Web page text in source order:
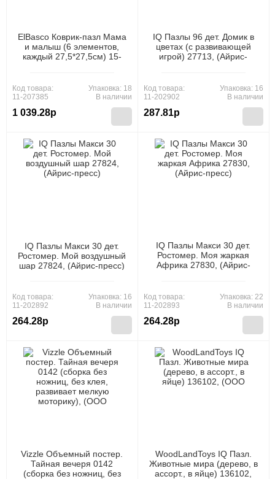
ElBasco Коврик-пазл Мама
и малыш (6 элементов,
каждый 27,5*27,5см) 15-
Код товара:
11-207385
1 039.28р
Упаковка: 18
В наличии
IQ Пазлы 96 дет. Домик в
цветах (с развивающей
игрой) 27713, (Айрис-
Код товара:
11-202902
287.81р
Упаковка: 16
В наличии
IQ Пазлы Макси 30 дет.
Ростомер. Мой воздушный
шар 27824, (Айрис-пресс)
Код товара:
11-202892
264.28р
Упаковка: 16
В наличии
IQ Пазлы Макси 30 дет.
Ростомер. Моя жаркая
Африка 27830, (Айрис-
Код товара:
11-202893
264.28р
Упаковка: 22
В наличии
Vizzle Объемный постер.
Тайная вечеря 0142
(сборка без ножниц, без
WoodLandToys IQ Пазл.
Животные мира (дерево, в
ассорт., в яйце) 136102,